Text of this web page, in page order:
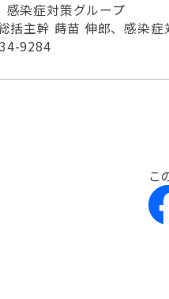
感染症対策グループ
括主幹 蒔苗 伸郎、感染
9284
こ